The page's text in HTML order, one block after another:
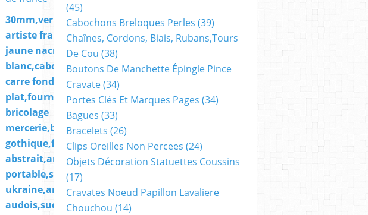
30mm,verre peint
artiste francaise,bleu
jaune nacre
blanc,cabochon
carre fond
plat,fourniture
bricolage
mercerie,boho bobo
gothique,fantastique
abstrait,art
portable,soutenir l
ukraine,art
audois,sud de france
1mm,fourniture
bricolage mercerie,diy
bijou
ethnique,lithotherapie
bien etre therapie
(45)
Cabochons Breloques Perles (39)
Chaînes, Cordons, Biais, Rubans,tours
De Cou (38)
Boutons De Manchette Épingle Pince
Cravate(34)
Portes Clés Et Marques Pages (34)
Bagues (33)
Bracelets (26)
Clips Oreilles Non Percees (24)
Objets Décoration Statuettes Coussins
(17)
Cravates Noeud Papillon Lavaliere
Chouchou (14)